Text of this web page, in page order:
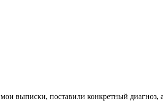
выписки, поставили конкретный